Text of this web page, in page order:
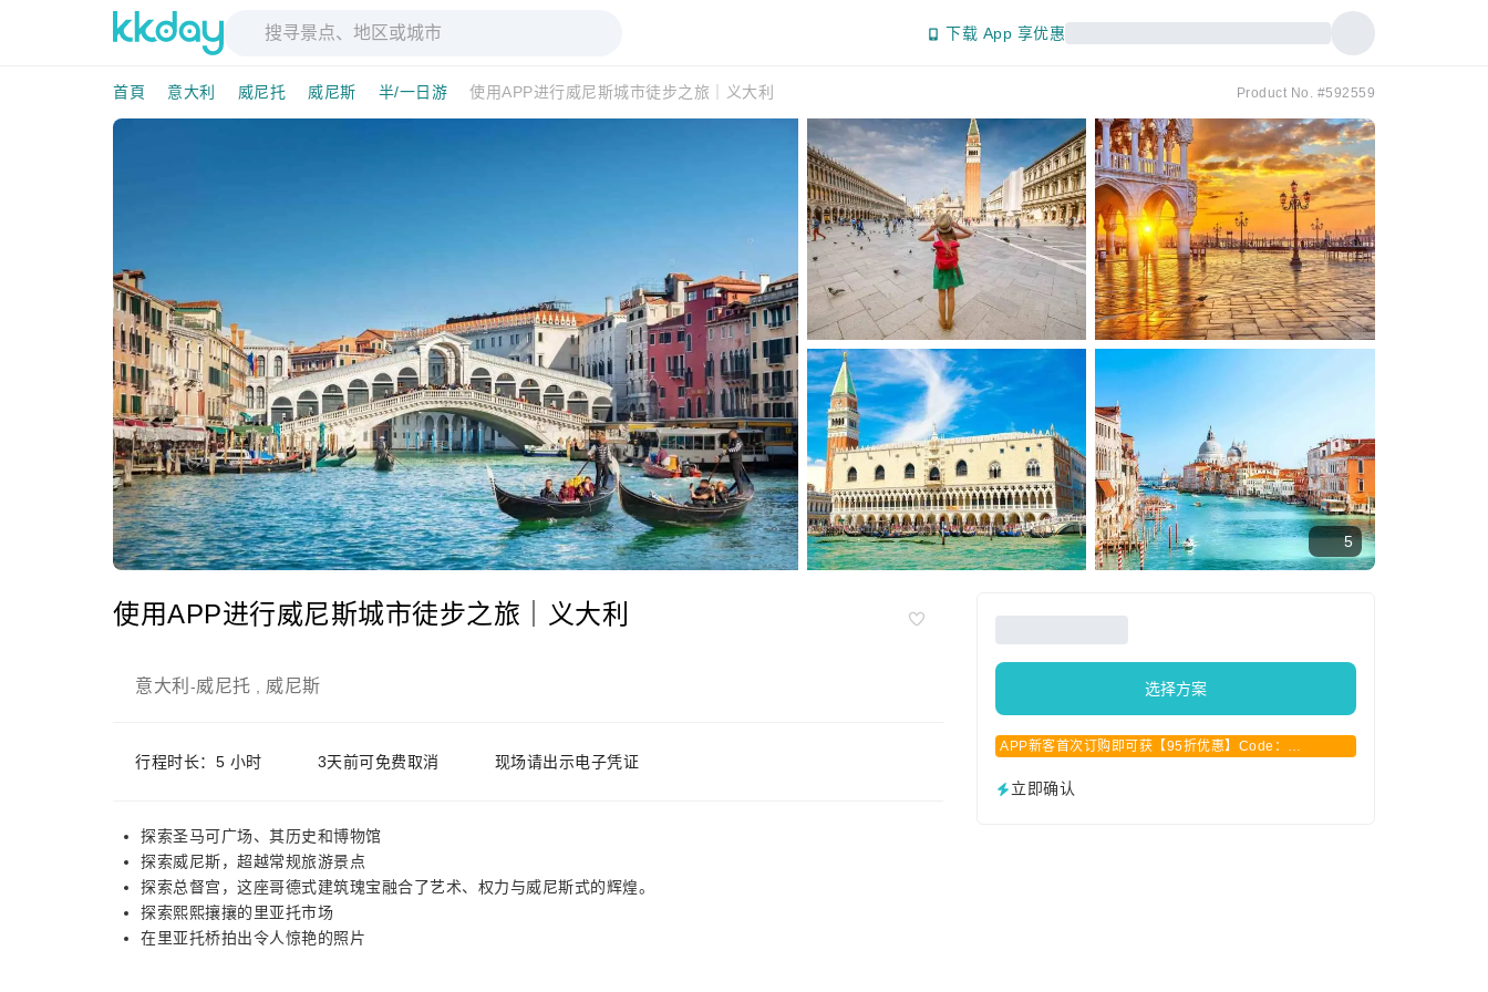
下载 App 享优惠
首頁 意大利 威尼托 威尼斯 半/一日游 使用APP进行威尼斯城市徒步之旅｜义大利 Product No. #592559
5
使用APP进行威尼斯城市徒步之旅｜义大利
意大利 -威尼托 威尼斯
行程时长：5 小时 3天前可免费取消 现场请出示电子凭证
探索圣马可广场、其历史和博物馆
探索威尼斯，超越常规旅游景点
探索总督宫，这座哥德式建筑瑰宝融合了艺术、权力与威尼斯式的辉煌。
探索熙熙攘攘的里亚托市场
在里亚托桥拍出令人惊艳的照片
选择方案
APP新客首次订购即可获【95折优惠】Code：
立即确认